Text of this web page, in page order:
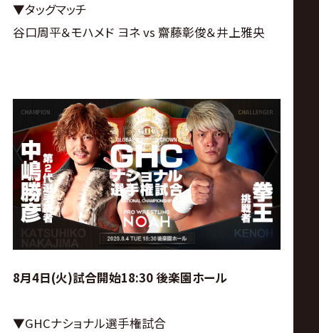
▼タッグマッチ
谷口周平＆モハメド ヨネ vs 齋藤彰俊＆井上雅央
8月4日(火)試合開始18:30 後楽園ホール
▼GHCナショナル選手権試合